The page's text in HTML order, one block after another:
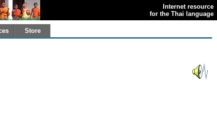
Internet resource
for the Thai language
Store